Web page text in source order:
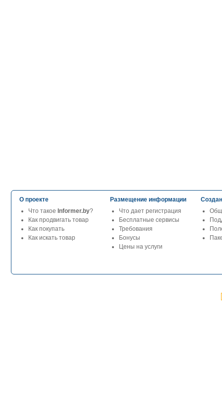
О проекте
Что такое Informer.by?
Как продвигать товар
Как покупать
Как искать товар
Размещение информации
Что дает регистрация
Бесплатные сервисы
Требования
Бонусы
Цены на услуги